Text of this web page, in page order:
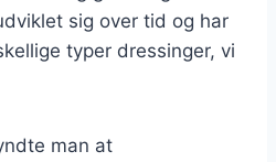
sig over tid og har
typer dressinger, vi
man at